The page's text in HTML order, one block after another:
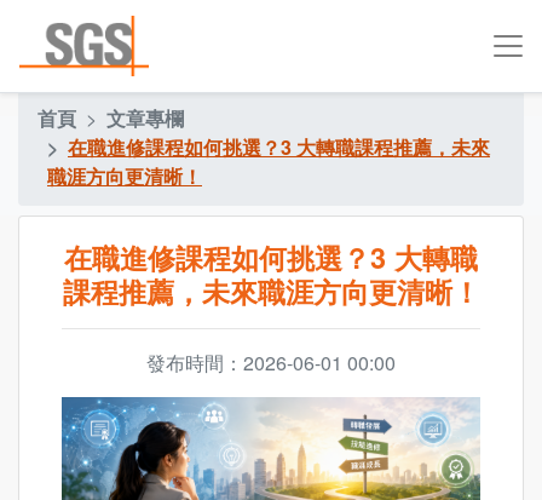
首頁
文章專欄
在職進修課程如何挑選？3 大轉職課程推薦，未來
職涯方向更清晰！
在職進修課程如何挑選？3 大轉職
課程推薦，未來職涯方向更清晰！
發布時間：2026-06-01 00:00